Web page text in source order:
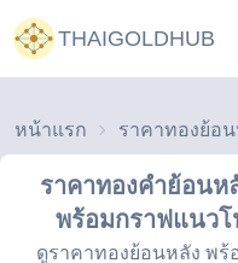
THAIGOLDHUB
หน้าแรก ราคาทองย้อ
ราคาทองคำย้อนห
พร้อมกราฟแนว
ดูราคาทองย้อนหลัง พ